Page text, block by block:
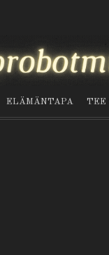
ELÄMÄNTAPA TEE